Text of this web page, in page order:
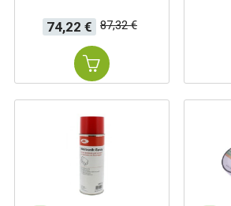
Precio
74,22 €
Precio
base
87,32 €